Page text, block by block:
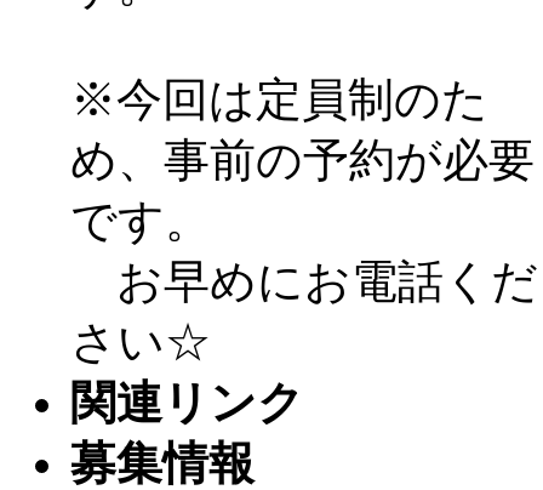
※今回は定員制のた
め、事前の予約が必要
です。
お早めにお電話くだ
さい☆
関連リンク
募集情報